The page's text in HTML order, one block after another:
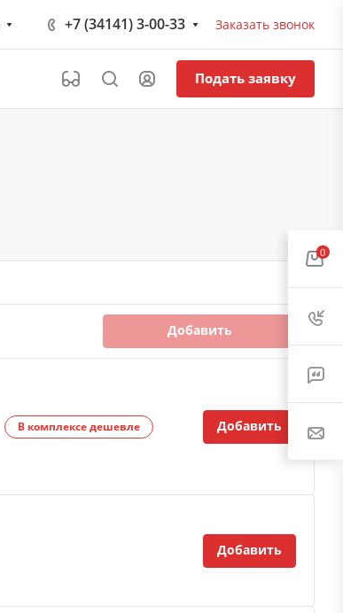
+7 (34141) 3-00-33 Заказать звонок
Подать заявку
Добавить
В комплексе дешевле Добавить
Добавить
0